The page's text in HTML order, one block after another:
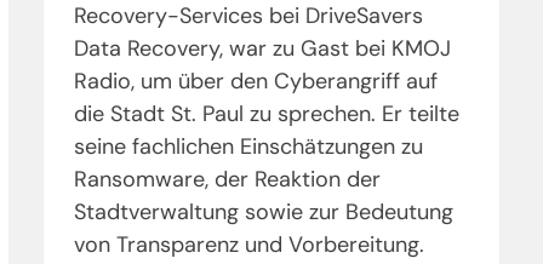
Recovery-Services bei DriveSavers
Data Recovery, war zu Gast bei KMOJ
Radio, um über den Cyberangriff auf
die Stadt St. Paul zu sprechen. Er teilte
seine fachlichen Einschätzungen zu
Ransomware, der Reaktion der
Stadtverwaltung sowie zur Bedeutung
von Transparenz und Vorbereitung.